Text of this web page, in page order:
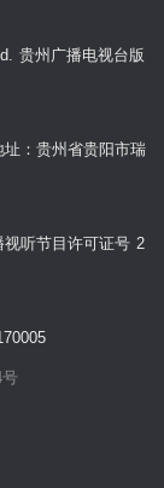
贵州广播电视台版
：贵州省贵阳市瑞
听节目许可证号 2